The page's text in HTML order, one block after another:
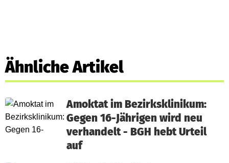
Ähnliche Artikel
Amoktat im Bezirksklinikum:
Gegen 16-Jährigen wird neu
verhandelt - BGH hebt Urteil
auf